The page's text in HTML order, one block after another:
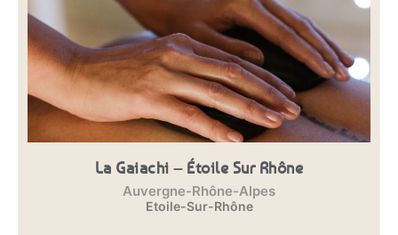
La Gaiachi – Étoile Sur Rhône
Auvergne-Rhône-Alpes
Etoile-Sur-Rhône